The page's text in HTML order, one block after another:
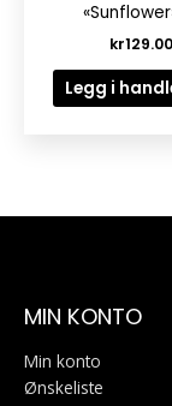
kr129.00
Legg i
MIN KONTO
Min konto
Ønskeliste